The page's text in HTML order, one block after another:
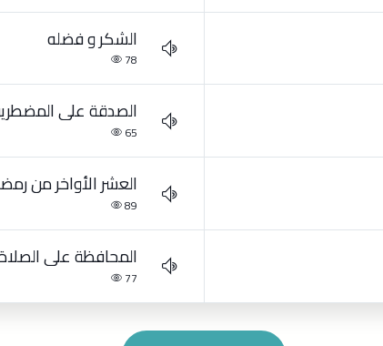
الشكر و فضله
78
الصدقة على
65
العشر الأواخر من
89
المحافظة على
77